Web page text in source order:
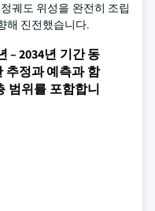
궤도 위성을 완전히 조립
해 진전했습니다.
– 2034년 기간 동
추정과 예측과 함
범위를 포함합니